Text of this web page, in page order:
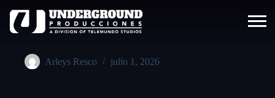
Arleys Resco julio 1, 2026